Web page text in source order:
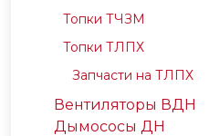
Топки ТЧЗМ
Топки ТЛПХ
Запчасти на ТЛПХ
Вентиляторы ВДН
Дымососы ДН